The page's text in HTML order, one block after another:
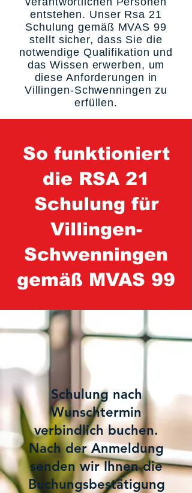
entstehen. Unser Rsa 21
Schulung gemäß MVAS 99
stellt sicher, dass Sie die
notwendige Qualifikation und
das Wissen erwerben, um
diese Anforderungen in
Villingen-Schwenningen zu
erfüllen.
So funktioniert
die RSA 21
Schulung für
Villingen-
Schwenningen
gemäß MVAS 99
Schulung nach
Wunschtermin
verbindlich buchen.
Nach der Anmeldung
senden wir Ihnen die
Buchungsbestätigung